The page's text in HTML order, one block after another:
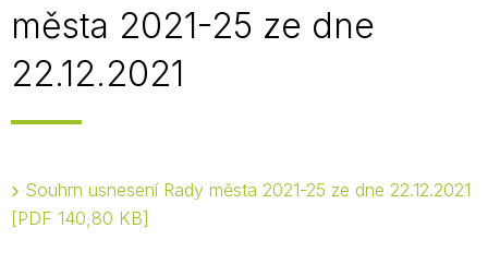
města 2021-25 ze dne
22.12.2021
Souhrn usnesení Rady města 2021-25 ze dne 22.12.2021
PDF 140,80 KB